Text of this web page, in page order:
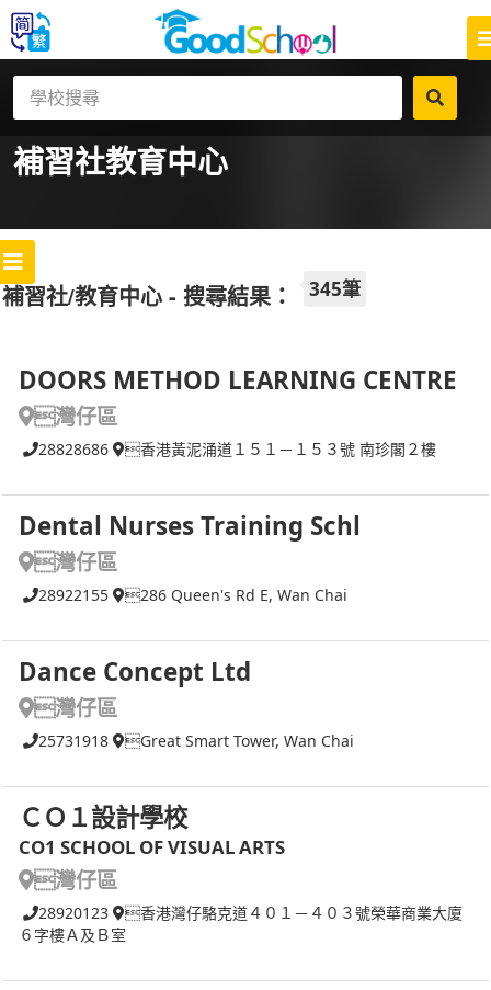
補習社教育中心
補習社/教育中心 - 搜尋結果： 345筆
DOORS METHOD LEARNING CENTRE
灣仔區
28828686 香港黃泥涌道１５１－１５３號 南珍閣２樓
Dental Nurses Training Schl
灣仔區
28922155 286 Queen's Rd E, Wan Chai
Dance Concept Ltd
灣仔區
25731918 Great Smart Tower, Wan Chai
ＣＯ１設計學校
CO1 SCHOOL OF VISUAL ARTS
灣仔區
28920123
香港灣仔駱克道４０１－４０３號榮華商業大廈
６字樓Ａ及Ｂ室